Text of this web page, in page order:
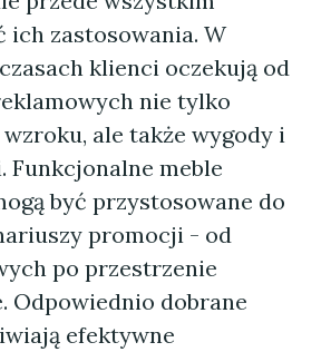
ich zastosowania. W
klienci oczekują od
nie tylko
ale także wygody i
Funkcjonalne meble
być przystosowane do
promocji - od
po przestrzenie
Odpowiednio dobrane
efektywne